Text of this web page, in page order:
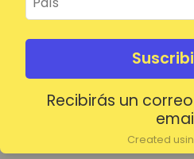
Recibirás un
Created
Mantenerme conectado
Acceder